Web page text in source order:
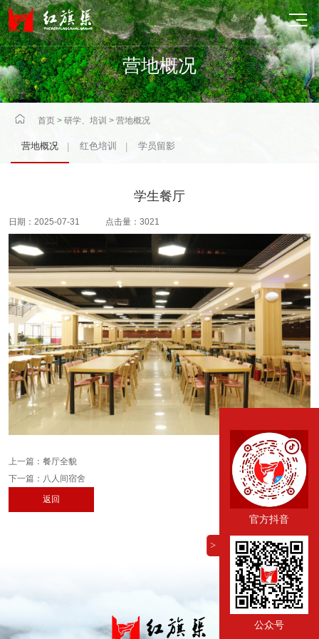

营地概况
 首页 > 研学、培训 > 营地概况
营地概况 红色培训 学员留影
学生餐厅
日期：2025-07-31 点击量：3021
上一篇： 餐厅全貌
下一篇： 八人间宿舍
返回
>
官方抖音
公众号